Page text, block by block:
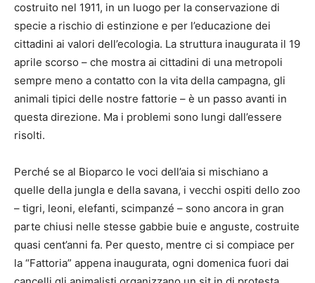
costruito nel 1911, in un luogo per la conservazione di
specie a rischio di estinzione e per l’educazione dei
cittadini ai valori dell’ecologia. La struttura inaugurata il 19
aprile scorso – che mostra ai cittadini di una metropoli
sempre meno a contatto con la vita della campagna, gli
animali tipici delle nostre fattorie – è un passo avanti in
questa direzione. Ma i problemi sono lungi dall’essere
risolti.
Perché se al Bioparco le voci dell’aia si mischiano a
quelle della jungla e della savana, i vecchi ospiti dello zoo
– tigri, leoni, elefanti, scimpanzé – sono ancora in gran
parte chiusi nelle stesse gabbie buie e anguste, costruite
quasi cent’anni fa. Per questo, mentre ci si compiace per
la “Fattoria” appena inaugurata, ogni domenica fuori dai